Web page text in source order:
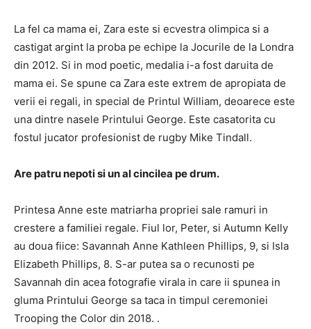
La fel ca mama ei, Zara este si ecvestra olimpica si a
castigat argint la proba pe echipe la Jocurile de la Londra
din 2012. Si in mod poetic, medalia i-a fost daruita de
mama ei. Se spune ca Zara este extrem de apropiata de
verii ei regali, in special de Printul William, deoarece este
una dintre nasele Printului George. Este casatorita cu
fostul jucator profesionist de rugby Mike Tindall.
Are patru nepoti si un al cincilea pe drum.
Printesa Anne este matriarha propriei sale ramuri in
crestere a familiei regale. Fiul lor, Peter, si Autumn Kelly
au doua fiice: Savannah Anne Kathleen Phillips, 9, si Isla
Elizabeth Phillips, 8. S-ar putea sa o recunosti pe
Savannah din acea fotografie virala in care ii spunea in
gluma Printului George sa taca in timpul ceremoniei
Trooping the Color din 2018. .